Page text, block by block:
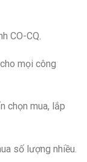
CO-CQ.
mọi công
chọn mua, lắp
số lượng nhiều.